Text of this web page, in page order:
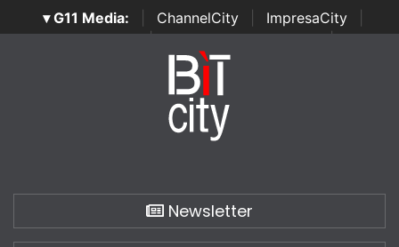
▾ G11 Media: ChannelCity ImpresaCity
SecurityOpenLab | Italian Channel Awards | Italian
Italian Security Awards
Newsletter